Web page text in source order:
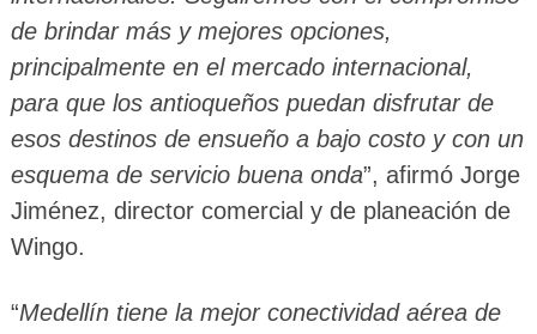
de brindar más y mejores opciones,
principalmente en el mercado internacional,
para que los antioqueños puedan disfrutar de
esos destinos de ensueño a bajo costo y con un
esquema de servicio buena onda”, afirmó Jorge
Jiménez, director comercial y de planeación de
Wingo.
“Medellín tiene la mejor conectividad aérea de